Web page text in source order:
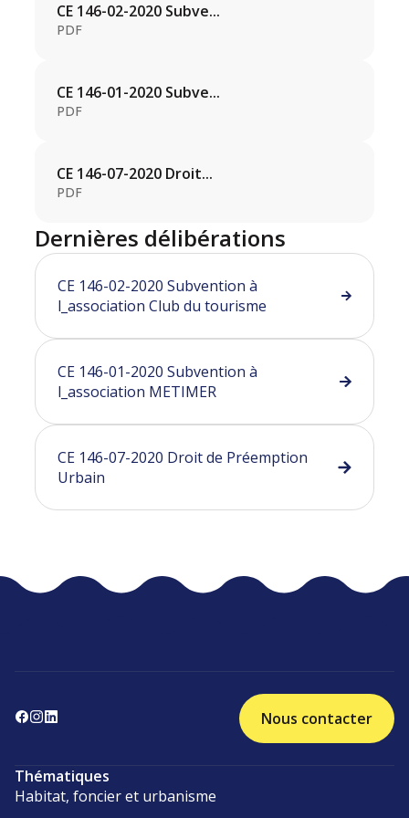
CE 146-02-2020 Subve...
PDF
CE 146-01-2020 Subve...
PDF
CE 146-07-2020 Droit...
PDF
Dernières délibérations
CE 146-02-2020 Subvention à
l_association Club du tourisme
CE 146-01-2020 Subvention à
l_association METIMER
CE 146-07-2020 Droit de Préemption
Urbain
Nous contacter
Thématiques
Habitat, foncier et urbanisme